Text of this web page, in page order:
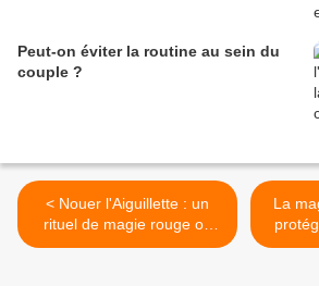
Peut-on éviter la routine au sein du
couple ?
< Nouer l'Aiguillette : un
rituel de magie rouge ou
noire au service de la
La